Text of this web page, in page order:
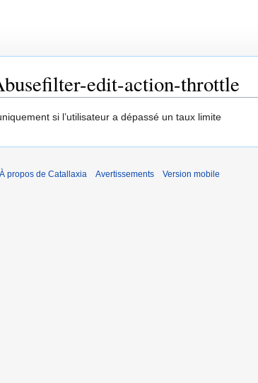
edit-action-throttle
si l’utilisateur a dépassé un taux limite
À propos de Catallaxia Avertissements Version mobile